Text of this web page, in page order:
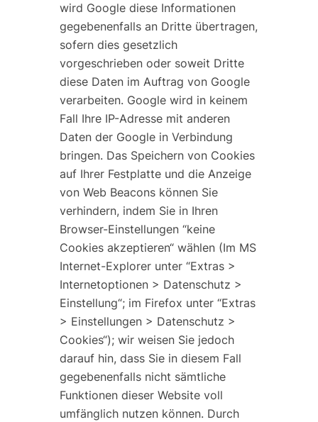
wird Google diese Informationen
gegebenenfalls an Dritte übertragen,
sofern dies gesetzlich
vorgeschrieben oder soweit Dritte
diese Daten im Auftrag von Google
verarbeiten. Google wird in keinem
Fall Ihre IP-Adresse mit anderen
Daten der Google in Verbindung
bringen. Das Speichern von Cookies
auf Ihrer Festplatte und die Anzeige
von Web Beacons können Sie
verhindern, indem Sie in Ihren
Browser-Einstellungen “keine
Cookies akzeptieren“ wählen (Im MS
Internet-Explorer unter “Extras >
Internetoptionen > Datenschutz >
Einstellung“; im Firefox unter “Extras
> Einstellungen > Datenschutz >
Cookies“); wir weisen Sie jedoch
darauf hin, dass Sie in diesem Fall
gegebenenfalls nicht sämtliche
Funktionen dieser Website voll
umfänglich nutzen können. Durch